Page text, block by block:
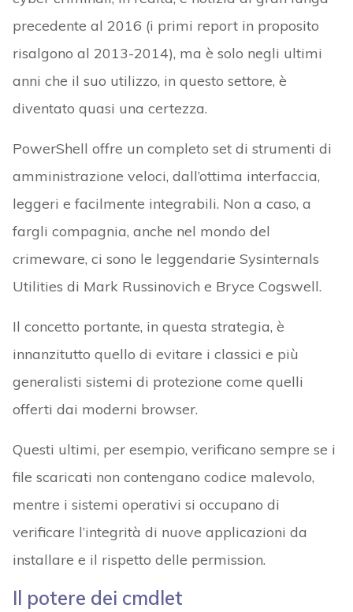
precedente al 2016 (i primi report in proposito
risalgono al 2013-2014), ma è solo negli ultimi
anni che il suo utilizzo, in questo settore, è
diventato quasi una certezza.
PowerShell offre un completo set di strumenti di
amministrazione veloci, dall’ottima interfaccia,
leggeri e facilmente integrabili. Non a caso, a
fargli compagnia, anche nel mondo del
crimeware, ci sono le leggendarie Sysinternals
Utilities di Mark Russinovich e Bryce Cogswell.
Il concetto portante, in questa strategia, è
innanzitutto quello di evitare i classici e più
generalisti sistemi di protezione come quelli
offerti dai moderni browser.
Questi ultimi, per esempio, verificano sempre se i
file scaricati non contengano codice malevolo,
mentre i sistemi operativi si occupano di
verificare l’integrità di nuove applicazioni da
installare e il rispetto delle permission.
Il potere dei cmdlet